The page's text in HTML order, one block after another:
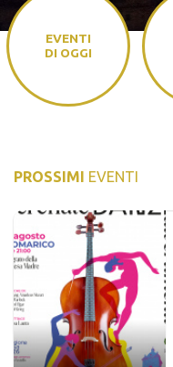
EVENTI
DI OGGI
PROSSIMI EVENTI